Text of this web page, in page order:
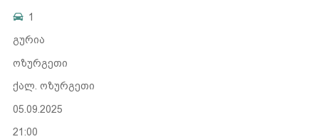
1
გურია
ოზურგეთი
ქალ. ოზურგეთი
05.09.2025
21:00